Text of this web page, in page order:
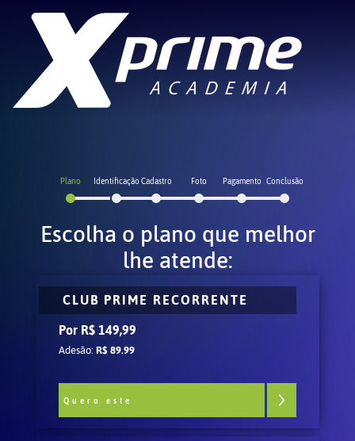
Plano Identificação Cadastro Foto Pagamento Conclusão
Escolha o plano que melhor
lhe atende:
CLUB PRIME RECORRENTE
Por R$ 149,99
Adesão: R$ 89.99
Quero este